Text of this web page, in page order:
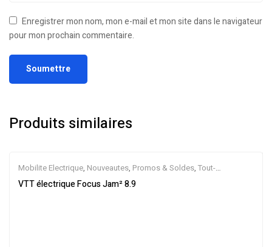
Enregistrer mon nom, mon e-mail et mon site dans le navigateur
pour mon prochain commentaire.
Produits similaires
Mobilite Electrique, Nouveautes, Promos & Soldes, Tout-
Suspendus,Vélo électrique ville,Velos Electriques
VTT électrique Focus Jam² 8.9